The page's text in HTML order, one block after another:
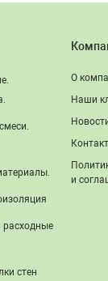
расходные
стен
О
Наши
и